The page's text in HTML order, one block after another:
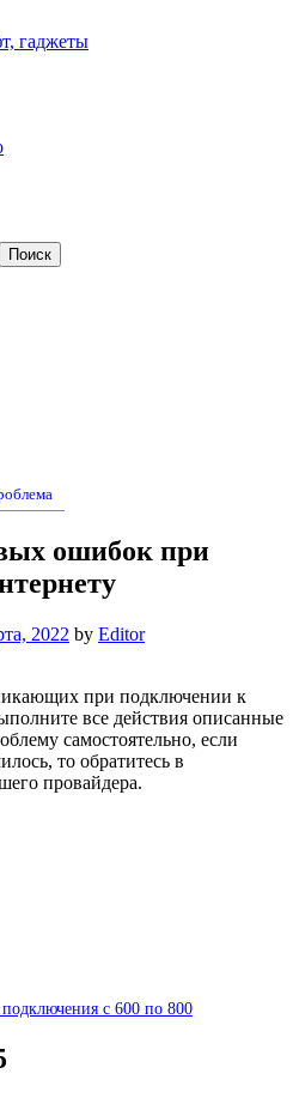
ошибок при
2022 by Editor
при подключении к
все действия описанные
самостоятельно, если
то обратитесь в
провайдера.
с 600 по 800